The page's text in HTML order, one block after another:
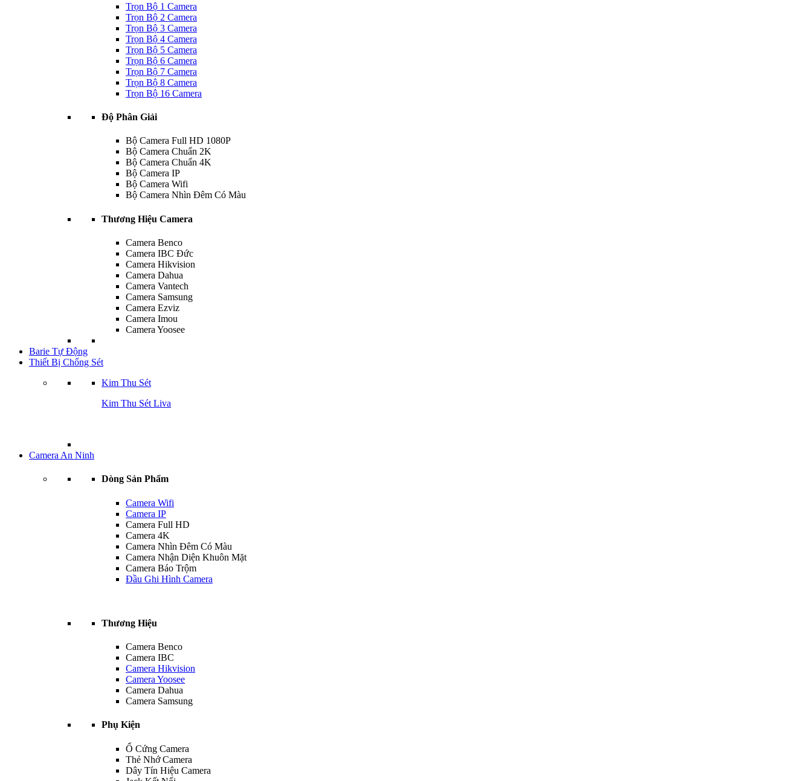
Trọn Bộ 1 Camera
Trọn Bộ 2 Camera
Trọn Bộ 3 Camera
Trọn Bộ 4 Camera
Trọn Bộ 5 Camera
Trọn Bộ 6 Camera
Trọn Bộ 7 Camera
Trọn Bộ 8 Camera
Trọn Bộ 16 Camera
Độ Phân Giải
Bộ Camera Full HD 1080P
Bộ Camera Chuẩn 2K
Bộ Camera Chuẩn 4K
Bộ Camera IP
Bộ Camera Wifi
Bộ Camera Nhìn Đêm Có Màu
Thương Hiệu Camera
Camera Benco
Camera IBC Đức
Camera Hikvision
Camera Dahua
Camera Vantech
Camera Samsung
Camera Ezviz
Camera Imou
Camera Yoosee
Barie Tự Động
Thiết Bị Chống Sét
Kim Thu Sét
Kim Thu Sét Liva
Camera An Ninh
Dòng Sản Phẩm
Camera Wifi
Camera IP
Camera Full HD
Camera 4K
Camera Nhìn Đêm Có Màu
Camera Nhận Diện Khuôn Mặt
Camera Báo Trộm
Đầu Ghi Hình Camera
Thương Hiệu
Camera Benco
Camera IBC
Camera Hikvision
Camera Yoosee
Camera Dahua
Camera Samsung
Phụ Kiện
Ổ Cứng Camera
Thẻ Nhớ Camera
Dây Tín Hiệu Camera